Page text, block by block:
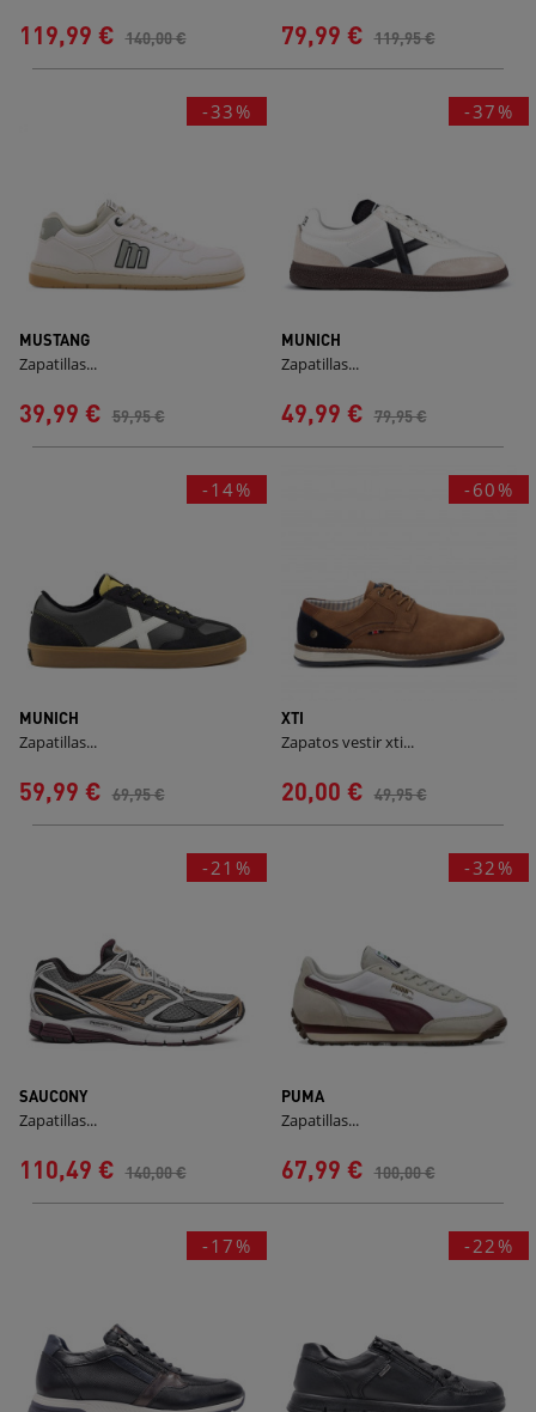
119,99 € 140,00 € 79,99 € 119,95 €
-33%
MUSTANG
Zapatillas...
39,99 € 59,95 €
-37%
MUNICH
Zapatillas...
49,99 € 79,95 €
-14%
MUNICH
Zapatillas...
59,99 € 69,95 €
-60%
XTI
Zapatos vestir xti...
20,00 € 49,95 €
-21%
SAUCONY
Zapatillas...
110,49 € 140,00 €
-32%
PUMA
Zapatillas...
67,99 € 100,00 €
-17% -22%